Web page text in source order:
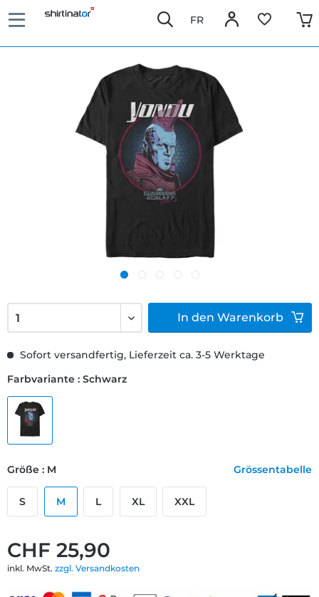
FR
CHF 25,90
inkl. MwSt. zzgl. Versandkosten
Sofort versandfertig, Lieferzeit ca. 3-5 Werktage
Farbvariante : Schwarz
Größe : M Grössentabelle
S M L XL XXL
In den Warenkorb